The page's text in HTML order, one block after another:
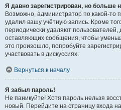
Я давно зарегистрирован, но больше
Возможно, администратор по какой-то
удалил вашу учётную запись. Кроме
периодически удаляют пользователей,
оставляющих сообщения, чтобы
это произошло, попробуйте
участвовать в дискуссиях.
Вернуться к началу
Я забыл пароль!
Не паникуйте! Хотя пароль нельзя
новый. Перейдите на страницу входа